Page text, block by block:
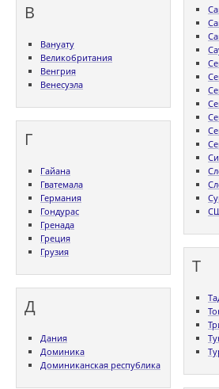
В
Вануату
Великобритания
Венгрия
Венесуэла
Г
Гайана
Гватемала
Германия
Гондурас
Гренада
Греция
Грузия
Д
Дания
Доминика
Доминиканская республика
Т